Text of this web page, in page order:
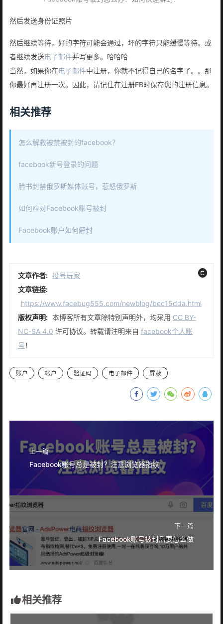
然后发送身份证照片
然后继续等待，好的字符可能会通过，坏的字符只能缓慢等待。或
者继续发送电子邮件并写更多。哈哈哈
当然，如果你在电子邮件中注册，你就不记得自己的名字了。。那
你最好再注册一次。因此，请记住在注册FB时保存您的注册信息。
相关推荐
怎么解救被禁被封的facebook？
facebook新号登录的问题
脸书封禁俄罗斯媒体账号，惹怒俄罗斯
如何应对Facebook账号被封
Facebook账户如何解封
文章作者: 投号玩家
文章链接:
https://www.facebug555.com/newblog/bec15dda.html
版权声明: 本博客所有文章除特别声明外，均采用 CC BY-
NC-SA 4.0 许可协议。转载请注明来自 facebook个人账
号！
账户 帐户 验证码 电子邮件 屏蔽
上一篇
Facebook账号总是被封？注意浏览器指纹
下一篇
Facebook账号被封后要怎么做
相关推荐